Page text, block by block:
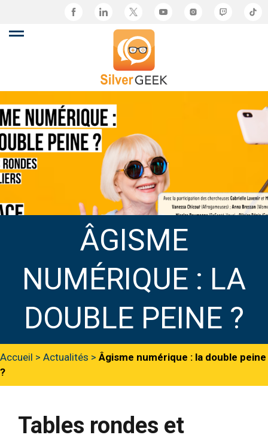
ÂGISME
NUMÉRIQUE : LA
DOUBLE PEINE ?
Accueil > Actualités > Âgisme numérique : la double peine
?
Tables rondes et